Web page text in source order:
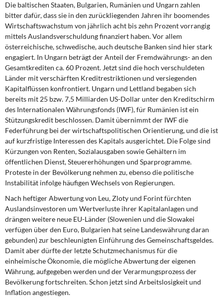
Kontakt
Die baltischen Staaten, Bulgarien, Rumänien und Ungarn zahlen
bitter dafür, dass sie in den zurückliegenden Jahren ihr boomendes
Wirtschaftswachstum von jährlich acht bis zehn Prozent vorrangig
mittels Auslandsverschuldung finanziert haben. Vor allem
österreichische, schwedische, auch deutsche Banken sind hier stark
engagiert. In Ungarn beträgt der Anteil der Fremdwährungs- an den
Gesamtkrediten ca. 60 Prozent. Jetzt sind die hoch verschuldeten
Länder mit verschärften Kreditrestriktionen und versiegenden
Kapitalflüssen konfrontiert. Ungarn und Lettland begaben sich
bereits mit 25 bzw. 7,5 Milliarden US-Dollar unter den Kreditschirm
des Internationalen Währungsfonds (IWF), für Rumänien ist ein
Stützungskredit beschlossen. Damit übernimmt der IWF die
Federführung bei der wirtschaftspolitischen Orientierung, und die ist
auf kurzfristige Interessen des Kapitals ausgerichtet. Die Folge sind
Kürzungen von Renten, Sozialausgaben sowie Gehältern im
öffentlichen Dienst, Steuererhöhungen und Sparprogramme.
Proteste in der Bevölkerung nehmen zu, ebenso die politische
Instabilität infolge häufigen Wechsels von Regierungen.
Nach heftiger Abwertung von Leu, Zloty und Forint fürchten
Auslandsinvestoren um Wertverluste ihrer Kapitalanlagen und
drängen weitere neue EU-Länder (Slowenien und die Slowakei
verfügen über den Euro, Bulgarien hat seine Landeswährung daran
gebunden) zur beschleunigten Einführung des Gemeinschaftsgeldes.
Damit aber dürfte der letzte Schutzmechanismus für die
einheimische Ökonomie, die mögliche Abwertung der eigenen
Währung, aufgegeben werden und der Verarmungsprozess der
Bevölkerung fortschreiten. Schon jetzt sind Arbeitslosigkeit und
Inflation angestiegen.